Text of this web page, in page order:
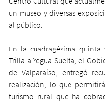
un museo y diversas
al público.
En la cuadragésima quinta
Trilla a Yegua Suelta, el
de Valparaíso, entregó
realización, lo que
turismo rural que ha